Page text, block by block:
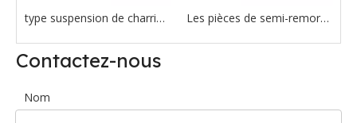
suspension de charriot à tambour de l'Allemagne de 24T 28T 32T 36T pour semi-remorques et camions type suspension de charriot de rayon de l'Allemagne de 24T 28T 32T 36T pour semi-remorques et camions
Contactez-nous
Nom